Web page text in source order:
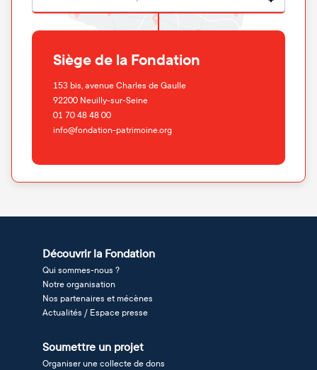
Siège de la Fondation
153 bis, avenue Charles de Gaulle
92200 Neuilly-sur-Seine
01 70 48 48 00
info@fondation-patrimoine.org
Découvrir la Fondation
Qui sommes-nous ?
Notre organisation
Nos partenaires et mécènes
Actualités / Espace presse
Soumettre un projet
Organiser une collecte de dons